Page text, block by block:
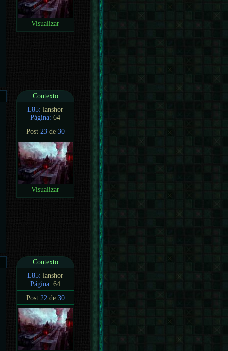
Visualizar
Contexto
L85: lanshor
Página: 64
Post 23de 30
Visualizar
Contexto
L85: lanshor
Página: 64
Post 22de 30